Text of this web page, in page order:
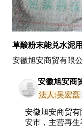
草酸粉末能兑水泥
安徽旭安商贸有限
安徽旭安商
法人:吴宏磊
安徽旭安商贸有
安市，主营再